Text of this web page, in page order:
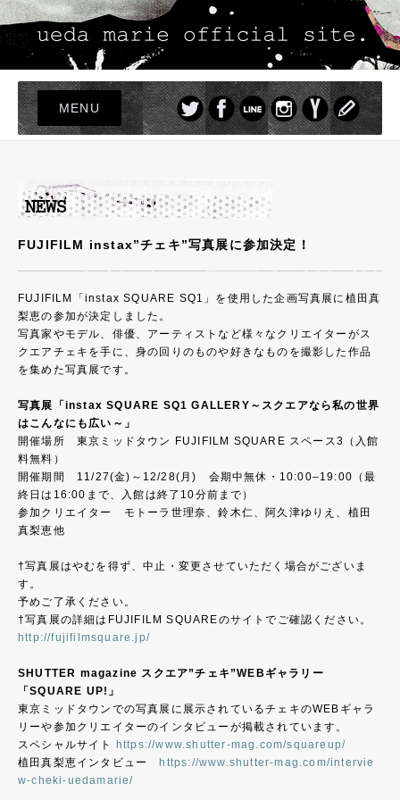
MENU
LIVE
NEWS
PROFILE
DISCOGRAPHY
PHOTO
GOODS
FUJIFILM instax”チェキ”写真展に参加決定！
FUJIFILM「instax SQUARE SQ1」を使用した企画写真展に植田真
梨恵の参加が決定しました。
写真家やモデル、俳優、アーティストなど様々なクリエイターがス
クエアチェキを手に、身の回りのものや好きなものを撮影した作品
を集めた写真展です。
写真展「instax SQUARE SQ1 GALLERY～スクエアなら私の世界
はこんなにも広い～」
開催場所 東京ミッドタウン FUJIFILM SQUARE スペース3（入館
料無料）
開催期間 11/27(金)～12/28(月) 会期中無休・10:00–19:00（最
終日は16:00まで、入館は終了10分前まで）
参加クリエイター モトーラ世理奈、鈴木仁、阿久津ゆりえ、植田
真梨恵他
†写真展はやむを得ず、中止・変更させていただく場合がございま
す。
予めご了承ください。
†写真展の詳細はFUJIFILM SQUAREのサイトでご確認ください。
http://fujifilmsquare.jp/
SHUTTER magazine スクエア”チェキ”WEBギャラリー
「SQUARE UP!」
東京ミッドタウンでの写真展に展示されているチェキのWEBギャラ
リーや参加クリエイターのインタビューが掲載されています。
スペシャルサイト
https://www.shutter-mag.com/squareup/
植田真梨恵インタビュー
https://www.shutter-mag.com/intervie
w-cheki-uedamarie/